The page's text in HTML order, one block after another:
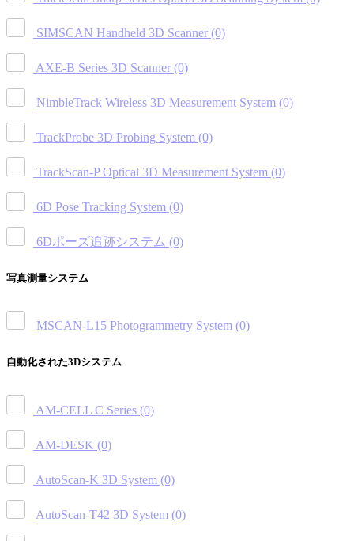
SIMSCAN Handheld 3D Scanner (0)
AXE-B Series 3D Scanner (0)
NimbleTrack Wireless 3D Measurement System (0)
TrackProbe 3D Probing System (0)
TrackScan-P Optical 3D Measurement System (0)
6D Pose Tracking System (0)
6Dポーズ追跡システム (0)
写真測量システム
MSCAN-L15 Photogrammetry System (0)
自動化された3Dシステム
AM-CELL C Series (0)
AM-DESK (0)
AutoScan-K 3D System (0)
AutoScan-T42 3D System (0)